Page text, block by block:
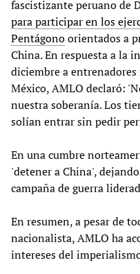
fascistizante peruano de
para participar en los
Pentágonoorientados a
China. En respuesta a la
diciembre a
México, AMLO declaró:
nuestra soberanía. Los
solían entrar sin pedir
En una cumbre
'detener a China',
campaña de guerra
En resumen, a pesar de
nacionalista, AMLO ha
intereses del